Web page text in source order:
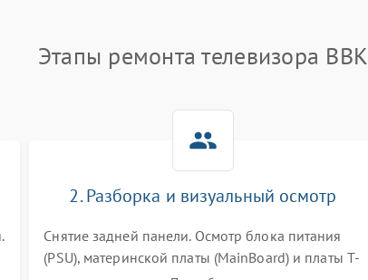
Этапы ремонта телевизора BBK
2. Разборка и визуальный осмотр
Снятие задней панели. Осмотр блока питания
(PSU), материнской платы (MainBoard) и платы T-